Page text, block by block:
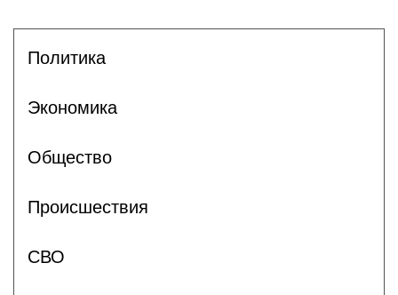
Политика
Экономика
Общество
Происшествия
СВО